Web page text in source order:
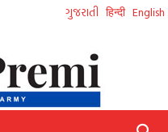
ગુજરાતી हिन्दी English